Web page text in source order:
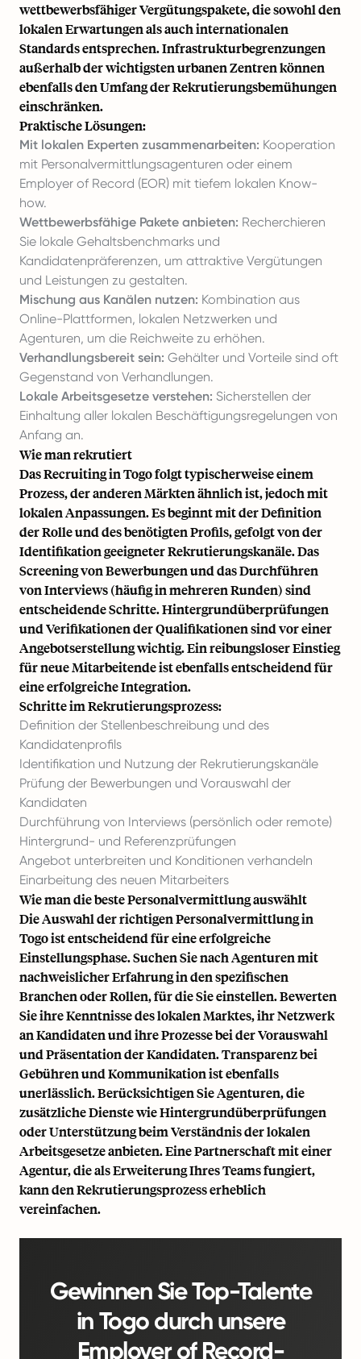
wettbewerbsfähiger Vergütungspakete, die sowohl den
lokalen Erwartungen als auch internationalen
Standards entsprechen. Infrastrukturbegrenzungen
außerhalb der wichtigsten urbanen Zentren können
ebenfalls den Umfang der Rekrutierungsbemühungen
einschränken.
Praktische Lösungen:
Mit lokalen Experten zusammenarbeiten: Kooperation
mit Personalvermittlungsagenturen oder einem
Employer of Record (EOR) mit tiefem lokalen Know-
how.
Wettbewerbsfähige Pakete anbieten: Recherchieren
Sie lokale Gehaltsbenchmarks und
Kandidatenpräferenzen, um attraktive Vergütungen
und Leistungen zu gestalten.
Mischung aus Kanälen nutzen: Kombination aus
Online-Plattformen, lokalen Netzwerken und
Agenturen, um die Reichweite zu erhöhen.
Verhandlungsbereit sein: Gehälter und Vorteile sind oft
Gegenstand von Verhandlungen.
Lokale Arbeitsgesetze verstehen: Sicherstellen der
Einhaltung aller lokalen Beschäftigungsregelungen von
Anfang an.
Wie man rekrutiert
Das Recruiting in Togo folgt typischerweise einem
Prozess, der anderen Märkten ähnlich ist, jedoch mit
lokalen Anpassungen. Es beginnt mit der Definition
der Rolle und des benötigten Profils, gefolgt von der
Identifikation geeigneter Rekrutierungskanäle. Das
Screening von Bewerbungen und das Durchführen
von Interviews (häufig in mehreren Runden) sind
entscheidende Schritte. Hintergrundüberprüfungen
und Verifikationen der Qualifikationen sind vor einer
Angebotserstellung wichtig. Ein reibungsloser Einstieg
für neue Mitarbeitende ist ebenfalls entscheidend für
eine erfolgreiche Integration.
Schritte im Rekrutierungsprozess:
Definition der Stellenbeschreibung und des
Kandidatenprofils
Identifikation und Nutzung der Rekrutierungskanäle
Prüfung der Bewerbungen und Vorauswahl der
Kandidaten
Durchführung von Interviews (persönlich oder remote)
Hintergrund- und Referenzprüfungen
Angebot unterbreiten und Konditionen verhandeln
Einarbeitung des neuen Mitarbeiters
Wie man die beste Personalvermittlung auswählt
Die Auswahl der richtigen Personalvermittlung in
Togo ist entscheidend für eine erfolgreiche
Einstellungsphase. Suchen Sie nach Agenturen mit
nachweislicher Erfahrung in den spezifischen
Branchen oder Rollen, für die Sie einstellen. Bewerten
Sie ihre Kenntnisse des lokalen Marktes, ihr Netzwerk
an Kandidaten und ihre Prozesse bei der Vorauswahl
und Präsentation der Kandidaten. Transparenz bei
Gebühren und Kommunikation ist ebenfalls
unerlässlich. Berücksichtigen Sie Agenturen, die
zusätzliche Dienste wie Hintergrundüberprüfungen
oder Unterstützung beim Verständnis der lokalen
Arbeitsgesetze anbieten. Eine Partnerschaft mit einer
Agentur, die als Erweiterung Ihres Teams fungiert,
kann den Rekrutierungsprozess erheblich
vereinfachen.
Gewinnen Sie Top-Talente
in Togo durch unsere
Employer of Record-